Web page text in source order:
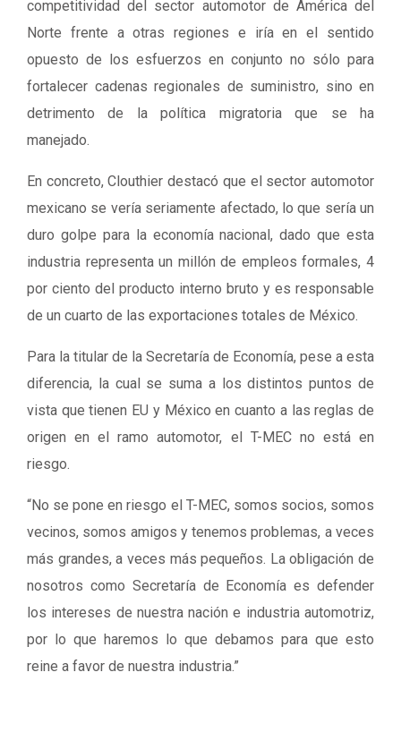
competitividad del sector automotor de América del
Norte frente a otras regiones e iría en el sentido
opuesto de los esfuerzos en conjunto no sólo para
fortalecer cadenas regionales de suministro, sino en
detrimento de la política migratoria que se ha
manejado.
En concreto, Clouthier destacó que el sector automotor
mexicano se vería seriamente afectado, lo que sería un
duro golpe para la economía nacional, dado que esta
industria representa un millón de empleos formales, 4
por ciento del producto interno bruto y es responsable
de un cuarto de las exportaciones totales de México.
Para la titular de la Secretaría de Economía, pese a esta
diferencia, la cual se suma a los distintos puntos de
vista que tienen EU y México en cuanto a las reglas de
origen en el ramo automotor, el T-MEC no está en
riesgo.
“No se pone en riesgo el T-MEC, somos socios, somos
vecinos, somos amigos y tenemos problemas, a veces
más grandes, a veces más pequeños. La obligación de
nosotros como Secretaría de Economía es defender
los intereses de nuestra nación e industria automotriz,
por lo que haremos lo que debamos para que esto
reine a favor de nuestra industria.”